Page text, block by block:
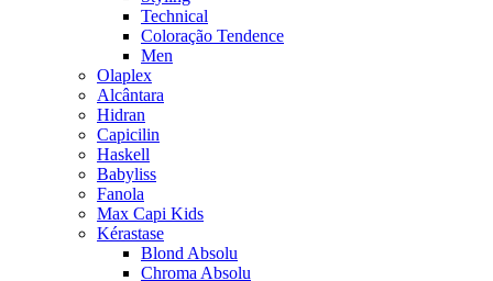
Technical
Coloração Tendence
Men
Olaplex
Alcântara
Hidran
Capicilin
Haskell
Babyliss
Fanola
Max Capi Kids
Kérastase
Blond Absolu
Chroma Absolu